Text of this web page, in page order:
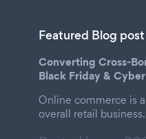
Featured Blog post
Converting Cross-
Black Friday &
Online commerce is
overall retail business.